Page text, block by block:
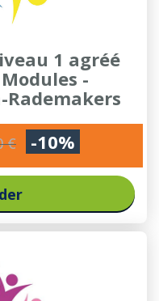
1 agréé
-
Rademakers
€ -10%